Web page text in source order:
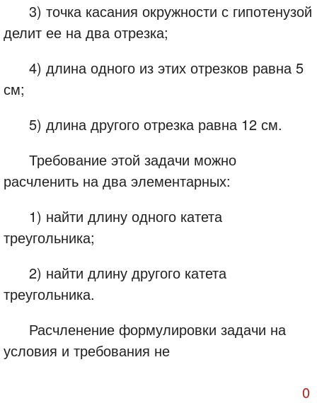
3) точка касания окружности с гипотенузой
делит ее на два отрезка;
4) длина одного из этих отрезков равна 5
см;
5) длина другого отрезка равна 12 см.
Требование этой задачи можно
расчленить на два элементарных:
1) найти длину одного катета
треугольника;
2) найти длину другого катета
треугольника.
Расчленение формулировки задачи на
условия и требования не
0